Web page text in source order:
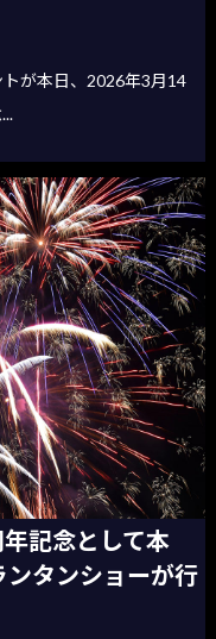
が本日、2026年3月14
記念として本
ンタンショーが行